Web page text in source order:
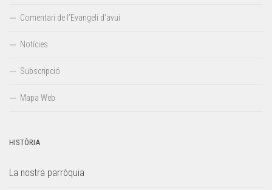
Comentari de l’Evangeli d’avui
Notícies
Subscripció
Mapa Web
HISTÒRIA
La nostra parròquia